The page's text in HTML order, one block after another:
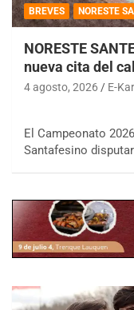
BREVES NORESTE
NORESTE
nueva cita del
4 agosto, 2026 E-
El Campeonato
Santafesino